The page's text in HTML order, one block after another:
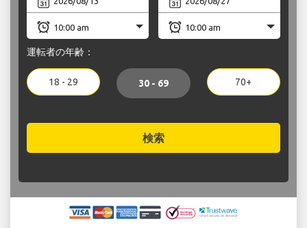
運転者の年齢：
18 - 29 30 - 69 70+
検索